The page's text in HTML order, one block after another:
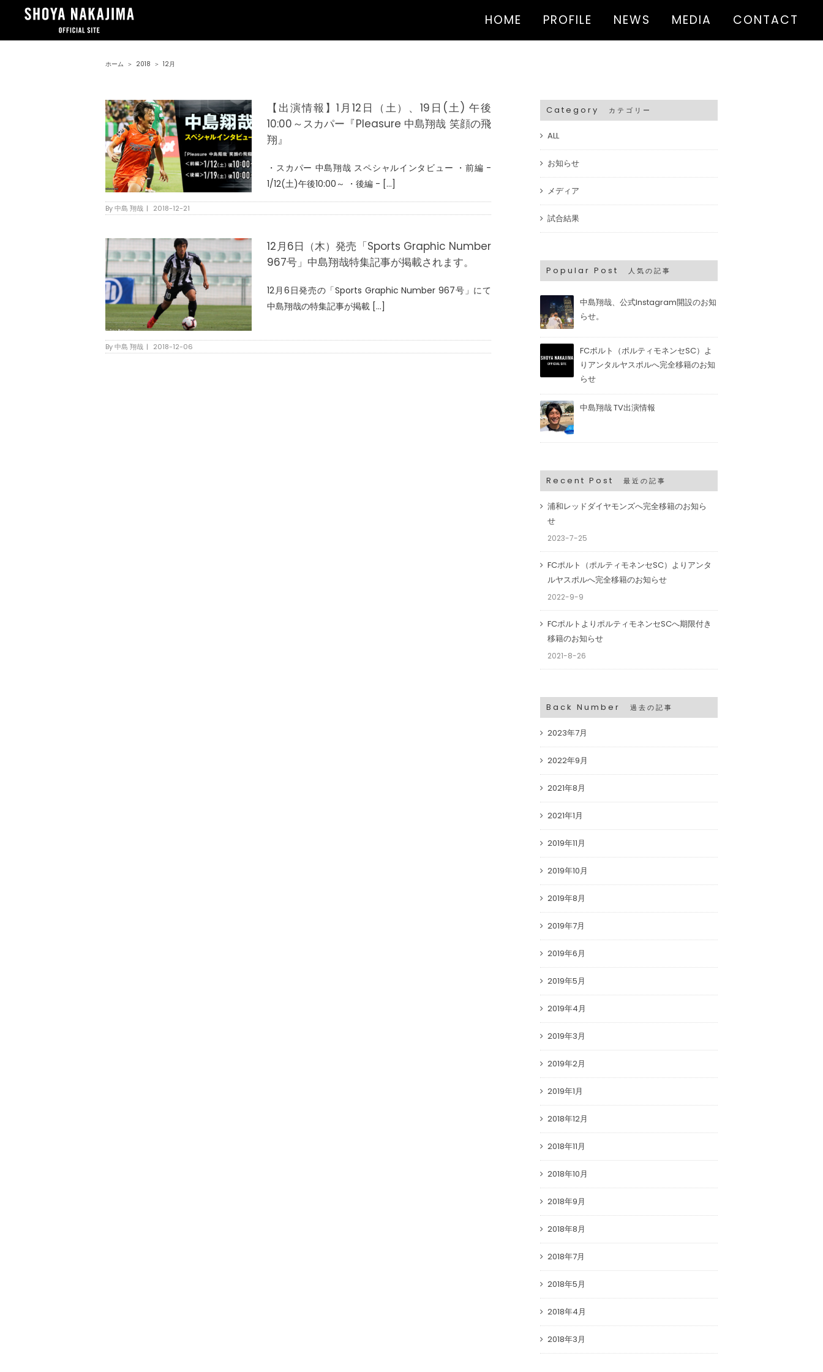
HOME PROFILE NEWS MEDIA CONTACT
ホーム ＞ 2018 ＞ 12月
【出演情報】1月12日（土）、19日(土) 午後
10:00～スカパー『Pleasure 中島翔哉 笑顔の飛
翔』
・スカパー 中島翔哉 スペシャルインタビュー ・前編 -
1/12(土)午後10:00～ ・後編 - [...]
By中島 翔哉 | 2018-12-21
12月6日（木）発売「Sports Graphic Number
967号」中島翔哉特集記事が掲載されます。
12月6日発売の「Sports Graphic Number 967号」にて
中島翔哉の特集記事が掲載 [...]
By中島 翔哉 | 2018-12-06
Category カテゴリー
ALL
お知らせ
メディア
試合結果
Popular Post 人気の記事
中島翔哉、公式Instagram開設のお知
らせ。
FCポルト（ポルティモネンセSC）よ
りアンタルヤスポルへ完全移籍のお知
らせ
中島翔哉 TV出演情報
Recent Post 最近の記事
浦和レッドダイヤモンズへ完全移籍のお知ら
せ
2023-7-25
FCポルト（ポルティモネンセSC）よりアンタ
ルヤスポルへ完全移籍のお知らせ
2022-9-9
FCポルトよりポルティモネンセSCへ期限付き
移籍のお知らせ
2021-8-26
Back Number 過去の記事
2023年7月
2022年9月
2021年8月
2021年1月
2019年11月
2019年10月
2019年8月
2019年7月
2019年6月
2019年5月
2019年4月
2019年3月
2019年2月
2019年1月
2018年12月
2018年11月
2018年10月
2018年9月
2018年8月
2018年7月
2018年5月
2018年4月
2018年3月